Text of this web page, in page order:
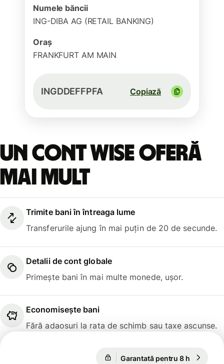
Numele băncii
ING-DIBA AG (RETAIL BANKING)
Oraș
FRANKFURT AM MAIN
INGDDEFFPFA Copiază
Un cont Wise oferă
mai mult
Trimite bani în întreaga lume
Transferurile ajung în mai puțin de 20 de secunde.
Detalii de cont globale
Primește bani în mai multe monede, ușor.
Economisește bani
Fără adaosuri la rata de schimb sau taxe ascunse.
Garantată pentru 8 h